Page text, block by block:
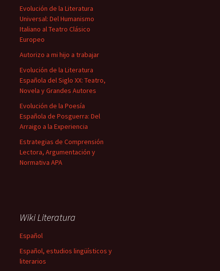
Evolución de la Literatura
Universal: Del Humanismo
Italiano al Teatro Clásico
Europeo
Autorizo a mi hijo a trabajar
Evolución de la Literatura
Española del Siglo XX: Teatro,
Novela y Grandes Autores
Evolución de la Poesía
Española de Posguerra: Del
Arraigo a la Experiencia
Estrategias de Comprensión
Lectora, Argumentación y
Normativa APA
Wiki Literatura
Español
Español, estudios lingüísticos y
literarios